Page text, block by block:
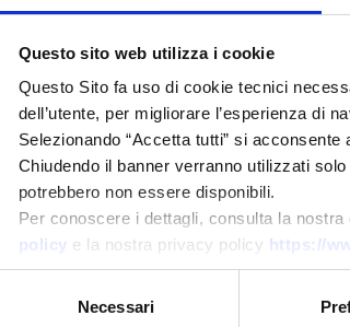
Questo sito web utilizza i cookie
Questo Sito fa uso di cookie tecnici
dell’utente, per migliorare l’esperienza di
Selezionando “Accetta tutti” si
Chiudendo il banner verranno utilizzati
potrebbero non essere disponibili.
Per conoscere i dettagli, consulta la nostra
policy e la nostra privacy policy https://
Necessari
terapia di
da CAR-T
ID